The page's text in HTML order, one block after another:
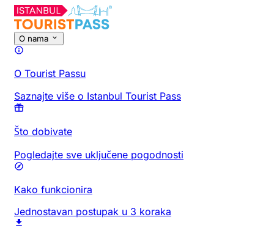
O nama
O Tourist Passu
Saznajte više o Istanbul Tourist Pass
Što dobivate
Pogledajte sve uključene pogodnosti
Kako funkcionira
Jednostavan postupak u 3 koraka